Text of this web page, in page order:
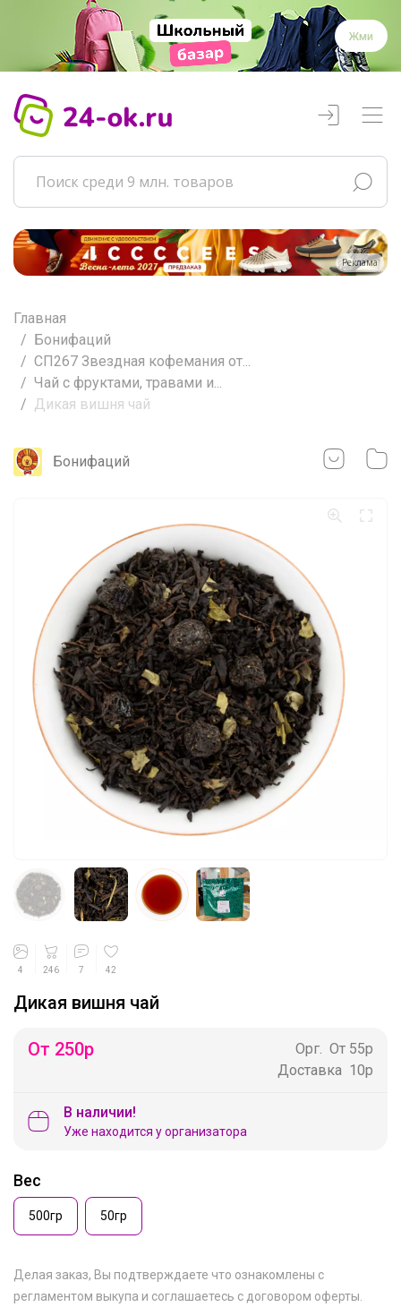
Жми
Реклама
Главная
Бонифаций
СП267 Звездная кофемания от...
Чай с фруктами, травами и...
Дикая вишня чай
Бонифаций
4 246 7 42
Дикая вишня чай
От 250р Орг. От 55р
Доставка 10р
В наличии!
Уже находится у организатора
Вес
500гр 50гр
Делая заказ, Вы подтверждаете что ознакомлены с
регламентом выкупа и соглашаетесь с договором оферты